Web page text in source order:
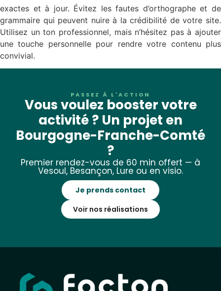
exactes et à jour. Évitez les fautes d’orthographe et de
grammaire qui peuvent nuire à la crédibilité de votre site.
Utilisez un ton professionnel, mais n’hésitez pas à ajouter
une touche personnelle pour rendre votre contenu plus
convivial.
PASSEZ À L'ACTION
Vous voulez booster votre
activité ? Un projet en
Bourgogne-Franche-Comté
?
Premier rendez-vous de 60 min offert — à
Vesoul, Besançon, Lure ou en visio.
Je prends contact
Voir nos réalisations